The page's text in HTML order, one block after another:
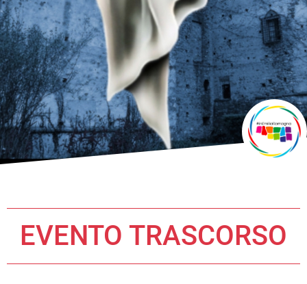
EVENTO TRASCORSO